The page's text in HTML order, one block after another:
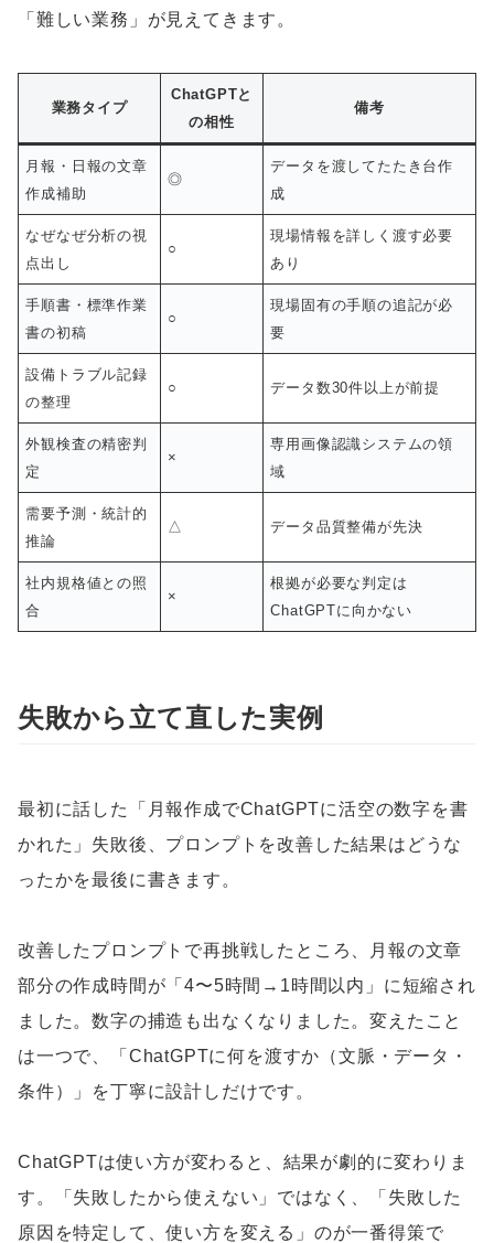
「難しい業務」が見えてきます。
業務タイプ
ChatGPTと
の相性
備考
月報・日報の文章
作成補助
◎
データを渡してたたき台作
成
なぜなぜ分析の視
点出し
○
現場情報を詳しく渡す必要
あり
手順書・標準作業
書の初稿
○
現場固有の手順の追記が必
要
設備トラブル記録
の整理
○ データ数30件以上が前提
外観検査の精密判
定
×
専用画像認識システムの領
域
需要予測・統計的
推論
△ データ品質整備が先決
社内規格値との照
合
×
根拠が必要な判定は
ChatGPTに向かない
失敗から立て直した実例
最初に話した「月報作成でChatGPTに活空の数字を書
かれた」失敗後、プロンプトを改善した結果はどうな
ったかを最後に書きます。
改善したプロンプトで再挑戦したところ、月報の文章
部分の作成時間が「4〜5時間→1時間以内」に短縮され
ました。数字の捕造も出なくなりました。変えたこと
は一つで、「ChatGPTに何を渡すか（文脈・データ・
条件）」を丁寧に設計しだけです。
ChatGPTは使い方が変わると、結果が劇的に変わりま
す。「失敗したから使えない」ではなく、「失敗した
原因を特定して、使い方を変える」のが一番得策で